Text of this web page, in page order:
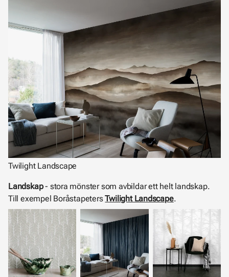
Twilight Landscape
Landskap- stora mönster som avbildar ett helt landskap.
Till exempel BoråstapetersTwilight Landscape.